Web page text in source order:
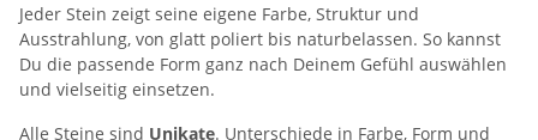
Jeder Stein zeigt seine eigene Farbe, Struktur und
Ausstrahlung, von glatt poliert bis naturbelassen. So kannst
Du die passende Form ganz nach Deinem Gefühl auswählen
und vielseitig einsetzen.
Alle Steine sind Unikate. Unterschiede in Farbe, Form und